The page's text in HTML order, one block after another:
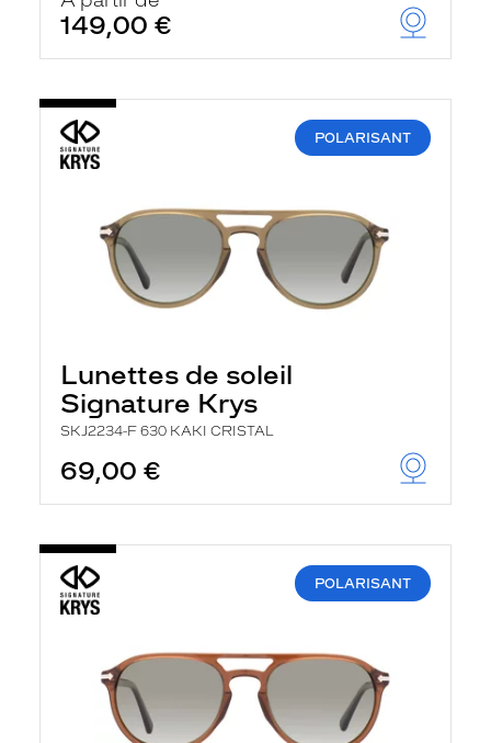
149,00 €
POLARISANT
Lunettes de soleil
Signature Krys
SKJ2234-F 630 KAKI CRISTAL
69,00 €
POLARISANT